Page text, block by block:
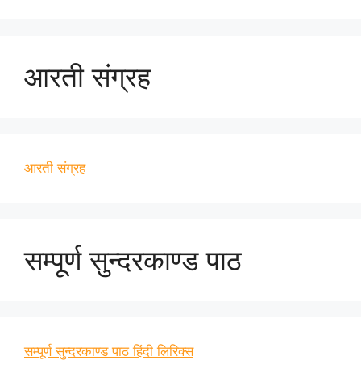
आरती संग्रह
आरती संग्रह
सम्पूर्ण सुन्दरकाण्ड पाठ
सम्पूर्ण सुन्दरकाण्ड पाठ हिंदी लिरिक्स